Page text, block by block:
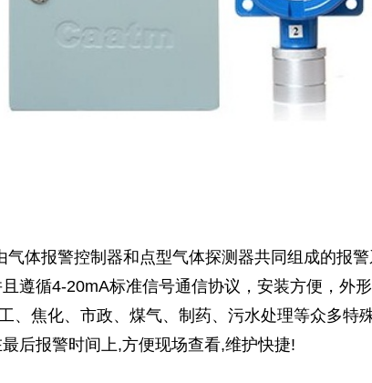
气体报警控制器和点型气体探测器共同组成的报
遵循4-20mA标准信号通信协议，安装方便，外
、焦化、市政、煤气、制药、污水处理等众多特
后报警时间上,方便现场查看,维护快捷!